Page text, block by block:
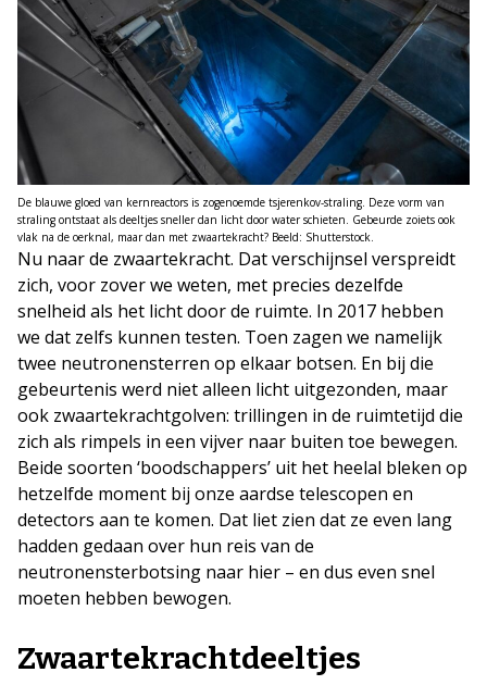
De blauwe gloed van kernreactors is zogenoemde tsjerenkov-straling. Deze vorm van
straling ontstaat als deeltjes sneller dan licht door water schieten. Gebeurde zoiets ook
vlak na de oerknal, maar dan met zwaartekracht? Beeld: Shutterstock.
Nu naar de zwaartekracht. Dat verschijnsel verspreidt
zich, voor zover we weten, met precies dezelfde
snelheid als het licht door de ruimte. In 2017 hebben
we dat zelfs kunnen testen. Toen zagen we namelijk
twee neutronensterren op elkaar botsen. En bij die
gebeurtenis werd niet alleen licht uitgezonden, maar
ook zwaartekrachtgolven: trillingen in de ruimtetijd die
zich als rimpels in een vijver naar buiten toe bewegen.
Beide soorten ‘boodschappers’ uit het heelal bleken op
hetzelfde moment bij onze aardse telescopen en
detectors aan te komen. Dat liet zien dat ze even lang
hadden gedaan over hun reis van de
neutronensterbotsing naar hier – en dus even snel
moeten hebben bewogen.
Zwaartekrachtdeeltjes